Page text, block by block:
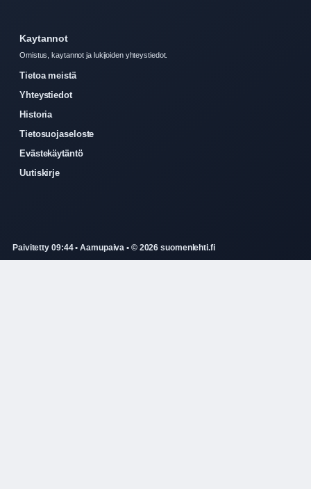
Kaytannot
Omistus, kaytannot ja lukijoiden yhteystiedot.
Tietoa meistä
Yhteystiedot
Historia
Tietosuojaseloste
Evästekäytäntö
Uutiskirje
Paivitetty 09:44 • Aamupaiva • © 2026 suomenlehti.fi